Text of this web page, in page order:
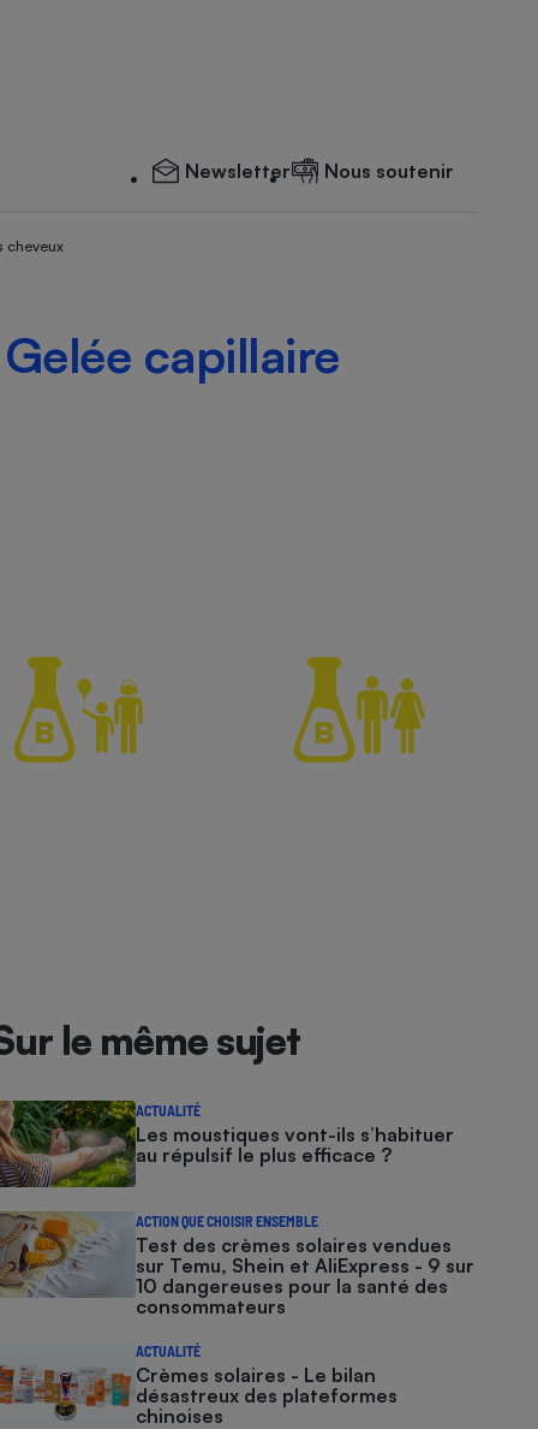
Newsletter Nous soutenir
cheveux
capillaire
le même sujet
ACTUALITÉ
Les moustiques vont-ils s’habituer
au répulsif le plus efficace ?
ACTION QUE CHOISIR ENSEMBLE
Test des crèmes solaires vendues
sur Temu, Shein et AliExpress - 9 sur
10 dangereuses pour la santé des
consommateurs
ACTUALITÉ
Crèmes solaires - Le bilan
désastreux des plateformes
chinoises